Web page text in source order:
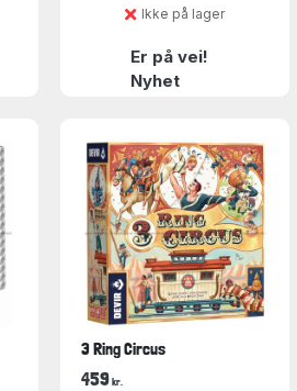
Ikke på lager
Er på vei!
Nyhet
3 Ring Circus
459kr.